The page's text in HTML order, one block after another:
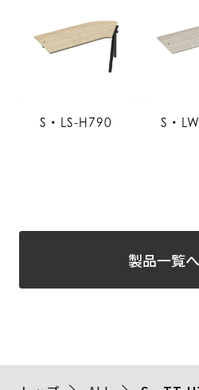
S・LS-H790 S・
製品一覧